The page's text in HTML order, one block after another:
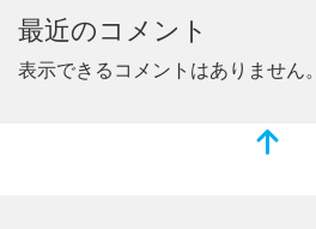
最近のコメント
表示できるコメントはありません。